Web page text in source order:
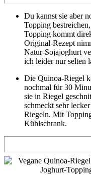
Du kannst sie aber
Topping
Topping kommt
Original-Rezept
Natur-Sojajoghurt
ich leider nur selten
Die Quinoa-Riegel
nochmal für 30
sie in Riegel
schmeckt sehr
Riegeln. Mit
Kühlschrank.